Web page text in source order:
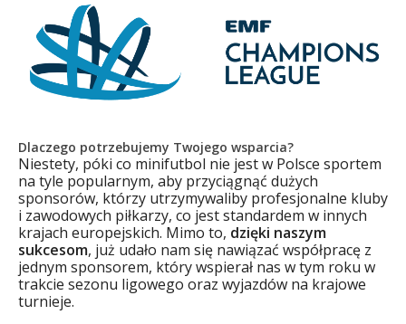
Dlaczego potrzebujemy Twojego wsparcia?
Niestety, póki co minifutbol nie jest w Polsce sportem
na tyle popularnym, aby przyciągnąć dużych
sponsorów, którzy utrzymywaliby profesjonalne kluby
i zawodowych piłkarzy, co jest standardem w innych
krajach europejskich. Mimo to, dzięki naszym
sukcesom, już udało nam się nawiązać współpracę z
jednym sponsorem, który wspierał nas w tym roku w
trakcie sezonu ligowego oraz wyjazdów na krajowe
turnieje.